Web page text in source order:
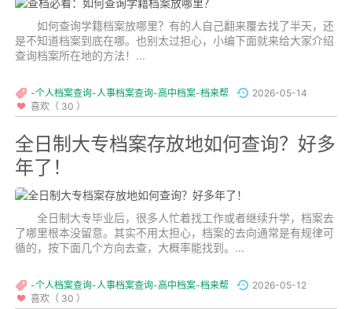
如何查询学籍档案放哪里？有的人自己翻来覆去找了半天，还
是不知道档案到底在哪。也别太过担心，小编下面就来给大家介绍
查询档案所在地的方法！...
-个人档案查询-人事档案查询-高中档案-档来帮
2026-05-14
喜欢（ 30 ）
全日制大专档案存放地如何查询？好多
年了！
全日制大专毕业后，很多人忙着找工作或者继续升学，档案去
了哪里根本没留意。其实不用太担心，档案的去向通常是有规律可
循的，按下面几个方向去查，大概率能找到。...
-个人档案查询-人事档案查询-高中档案-档来帮
2026-05-12
喜欢（ 30 ）